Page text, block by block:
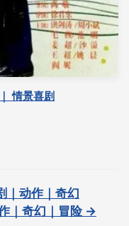
情景喜剧
｜动作｜奇幻
｜奇幻｜冒险 →